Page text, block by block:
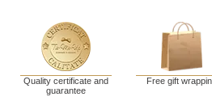
Quality certificate and
guarantee
Free gift